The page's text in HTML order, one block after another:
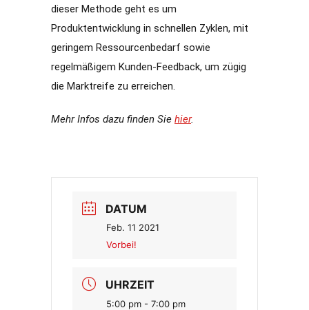
dieser Methode geht es um
Produktentwicklung in schnellen Zyklen, mit
geringem Ressourcenbedarf sowie
regelmäßigem Kunden-Feedback, um zügig
die Marktreife zu erreichen.
Mehr Infos dazu finden Sie hier.
DATUM
Feb. 11 2021
Vorbei!
UHRZEIT
5:00 pm - 7:00 pm